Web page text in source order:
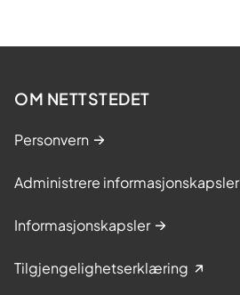
OM NETTSTEDET
Personvern
Administrere informasjonskapsler
Informasjonskapsler
Tilgjengelighetserklæring